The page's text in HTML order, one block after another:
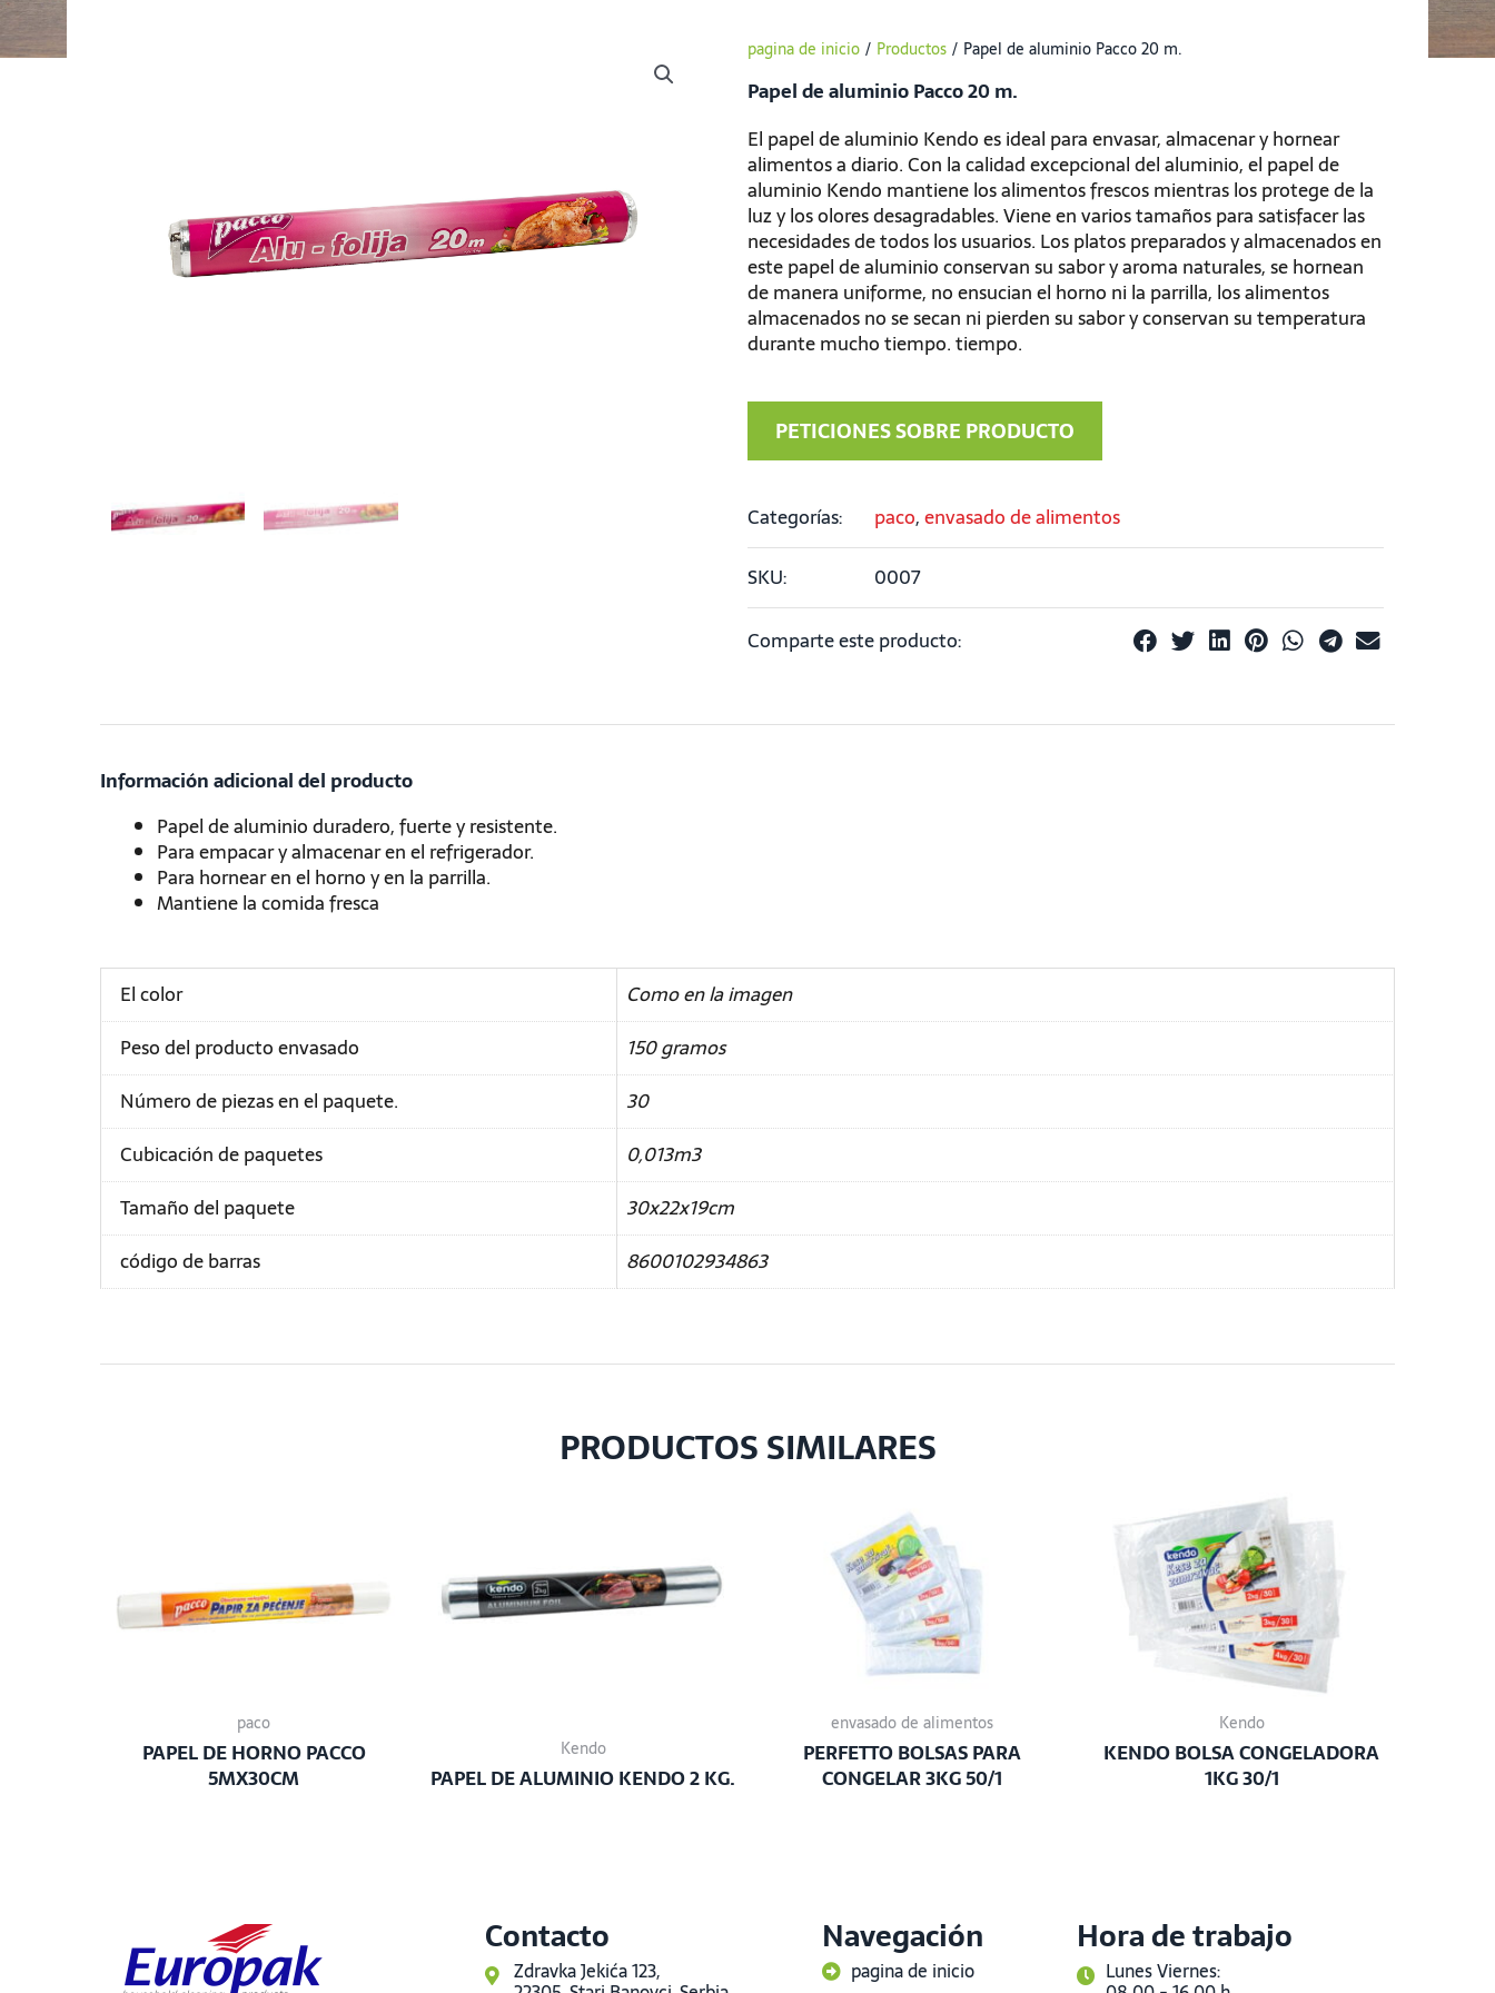
pagina de inicio / Productos / Papel de aluminio Pacco 20 m.
Papel de aluminio Pacco 20 m.
El papel de aluminio Kendo es ideal para envasar, almacenar y hornear
alimentos a diario. Con la calidad excepcional del aluminio, el papel de
aluminio Kendo mantiene los alimentos frescos mientras los protege de la
luz y los olores desagradables. Viene en varios tamaños para satisfacer las
necesidades de todos los usuarios. Los platos preparados y almacenados en
este papel de aluminio conservan su sabor y aroma naturales, se hornean
de manera uniforme, no ensucian el horno ni la parrilla, los alimentos
almacenados no se secan ni pierden su sabor y conservan su temperatura
durante mucho tiempo. tiempo.
PETICIONES SOBRE PRODUCTO
Categorías: paco,envasado de alimentos
SKU:
0007
Comparte este producto:
Información adicional del producto
Papel de aluminio duradero, fuerte y resistente.
Para empacar y almacenar en el refrigerador.
Para hornear en el horno y en la parrilla.
Mantiene la comida fresca
El color
Como en la imagen
Peso del producto envasado
150 gramos
Número de piezas en el paquete.
30
Cubicación de paquetes
0,013m3
Tamaño del paquete
30x22x19cm
código de barras
8600102934863
PRODUCTOS SIMILARES
paco
PAPEL DE HORNO PACCO
5MX30CM
Kendo
PAPEL DE ALUMINIO KENDO 2 KG.
envasado de alimentos
PERFETTO BOLSAS PARA
CONGELAR 3KG 50/1
Kendo
KENDO BOLSA CONGELADORA
1KG 30/1
Contacto
Zdravka Jekića 123,
Navegación
pagina de inicio
Hora de trabajo
Lunes Viernes: